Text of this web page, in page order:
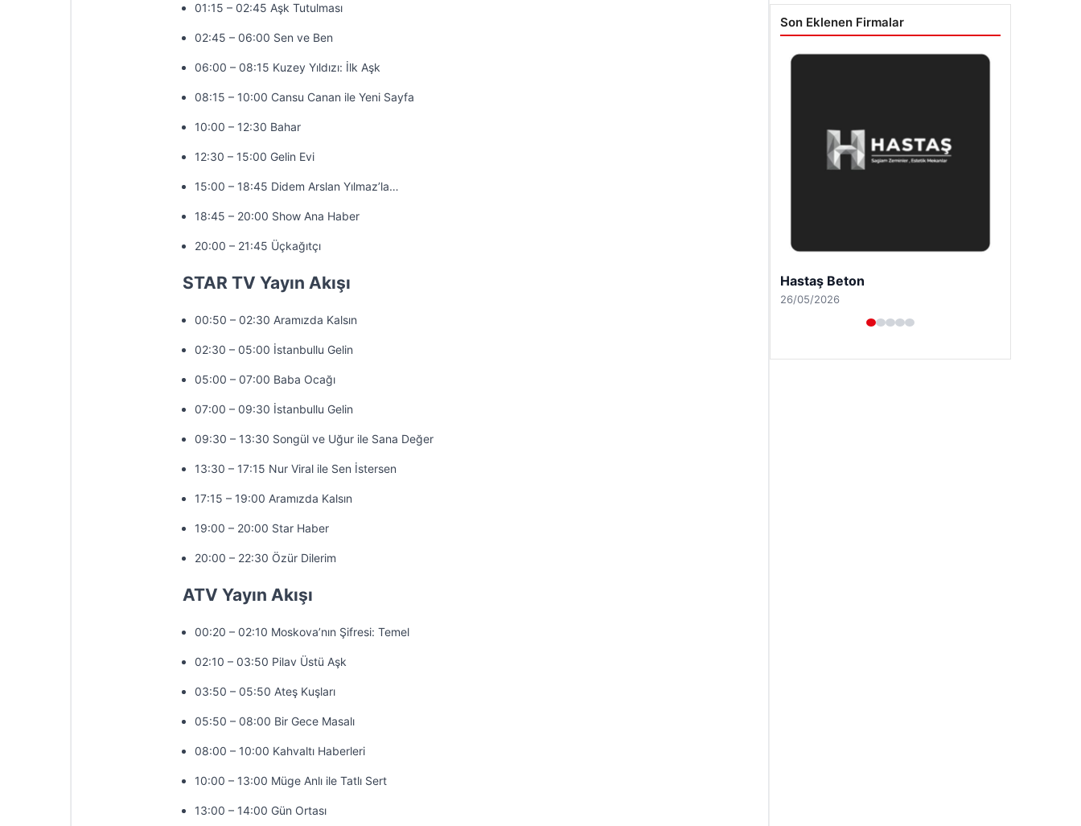
01:15 – 02:45 Aşk Tutulması
02:45 – 06:00 Sen ve Ben
06:00 – 08:15 Kuzey Yıldızı: İlk Aşk
08:15 – 10:00 Cansu Canan ile Yeni Sayfa
10:00 – 12:30 Bahar
12:30 – 15:00 Gelin Evi
15:00 – 18:45 Didem Arslan Yılmaz’la…
18:45 – 20:00 Show Ana Haber
20:00 – 21:45 Üçkağıtçı
STAR TV Yayın Akışı
00:50 – 02:30 Aramızda Kalsın
02:30 – 05:00 İstanbullu Gelin
05:00 – 07:00 Baba Ocağı
07:00 – 09:30 İstanbullu Gelin
09:30 – 13:30 Songül ve Uğur ile Sana Değer
13:30 – 17:15 Nur Viral ile Sen İstersen
17:15 – 19:00 Aramızda Kalsın
19:00 – 20:00 Star Haber
20:00 – 22:30 Özür Dilerim
ATV Yayın Akışı
00:20 – 02:10 Moskova’nın Şifresi: Temel
02:10 – 03:50 Pilav Üstü Aşk
03:50 – 05:50 Ateş Kuşları
05:50 – 08:00 Bir Gece Masalı
08:00 – 10:00 Kahvaltı Haberleri
10:00 – 13:00 Müge Anlı ile Tatlı Sert
13:00 – 14:00 Gün Ortası
Son Eklenen Firmalar
Enes Kaplan Avukatlık Bürosu
28/04/2026